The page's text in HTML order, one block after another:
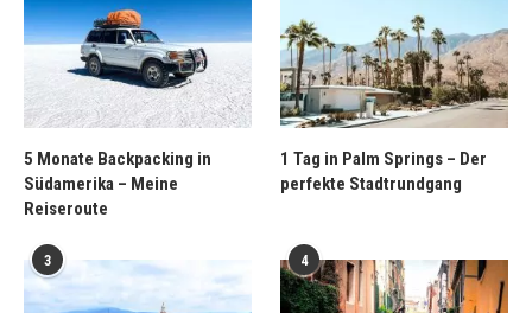
5 Monate Backpacking in
Südamerika – Meine
Reiseroute
1 Tag in Palm Springs – Der
perfekte Stadtrundgang
3 4